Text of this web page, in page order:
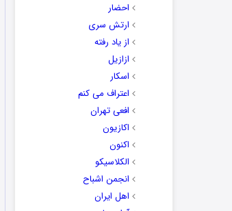
احضار
ارتش سری
از یاد رفته
ازازیل
اسکار
اعتراف می کنم
افعی تهران
اکازیون
اکنون
الکلاسیکو
انجمن اشباح
اهل ایران